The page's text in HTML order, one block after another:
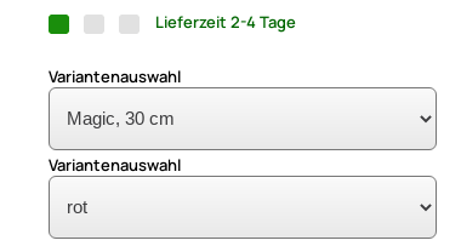
Lieferzeit 2-4 Tage
Variantenauswahl
Variantenauswahl